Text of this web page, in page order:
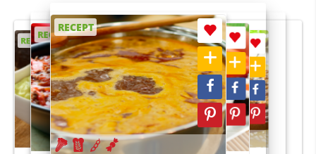
RECEPT
RECEPT
RECEPT
RECEPT
RECEPT